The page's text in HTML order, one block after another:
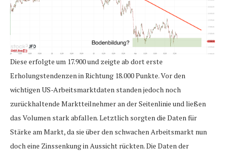
Diese erfolgte um 17.900 und zeigte ab dort erste
Erholungstendenzen in Richtung 18.000 Punkte. Vor den
wichtigen US-Arbeitsmarktdaten standen jedoch noch
zurückhaltende Marktteilnehmer an der Seitenlinie und ließen
das Volumen stark abfallen. Letztlich sorgten die Daten für
Stärke am Markt, da sie über den schwachen Arbeitsmarkt nun
doch eine Zinssenkung in Aussicht rückten. Die Daten der